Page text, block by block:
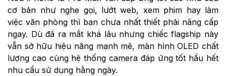
cơ bản như nghe gọi, lướt web, xem phim hay làm
việc văn phòng thì bạn chưa nhất thiết phải nâng cấp
ngay. Dù đã ra mắt khá lâu nhưng chiếc flagship này
vẫn sở hữu hiệu năng mạnh mẽ, màn hình OLED chất
lượng cao cùng hệ thống camera đáp ứng tốt hầu hết
nhu cầu sử dụng hằng ngày.